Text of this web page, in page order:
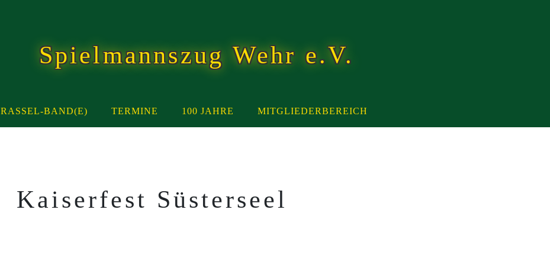
Spielmannszug Wehr e.V.
RASSEL-BAND(E) TERMINE 100 JAHRE MITGLIEDERBEREICH
Kaiserfest Süsterseel